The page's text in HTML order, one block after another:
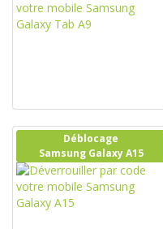
Déblocage
Samsung Galaxy A15